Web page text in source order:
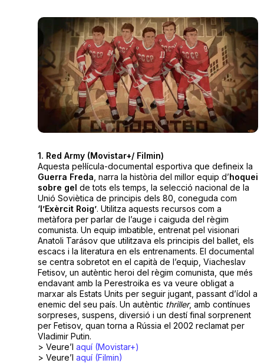
1. Red Army (Movistar+/ Filmin)
Aquesta pel·lícula-documental esportiva que defineix la
Guerra Freda , narra la història del millor equip d’hoquei
sobre gel de tots els temps, la selecció nacional de la
Unió Soviètica de principis dels 80, coneguda com
‘l’Exèrcit Roig’. Utilitza aquests recursos com a
metàfora per parlar de l’auge i caiguda del règim
comunista. Un equip imbatible, entrenat pel visionari
Anatoli Tarásov que utilitzava els principis del ballet, els
escacs i la literatura en els entrenaments. El documental
se centra sobretot en el capità de l’equip, Viacheslav
Fetisov, un autèntic heroi del règim comunista, que més
endavant amb la Perestroika es va veure obligat a
marxar als Estats Units per seguir jugant, passant d’ídol a
enemic del seu país. Un autèntic thriller, amb contínues
sorpreses, suspens, diversió i un destí final sorprenent
per Fetisov, quan torna a Rússia el 2002 reclamat per
Vladimir Putin.
> Veure’l aquí (Movistar+)
> Veure’l aquí (Filmin)